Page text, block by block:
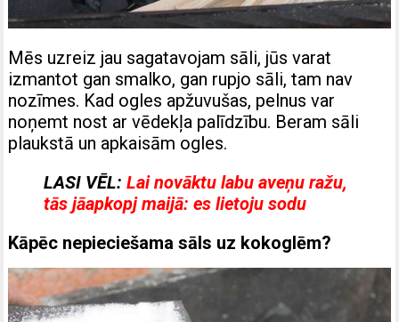
Mēs uzreiz jau sagatavojam sāli, jūs varat
izmantot gan smalko, gan rupjo sāli, tam nav
nozīmes. Kad ogles apžuvušas, pelnus var
noņemt nost ar vēdekļa palīdzību. Beram sāli
plaukstā un apkaisām ogles.
LASI VĒL:Lai novāktu labu aveņu ražu,
tās jāapkopj maijā: es lietoju sodu
Kāpēc nepieciešama sāls uz kokoglēm?